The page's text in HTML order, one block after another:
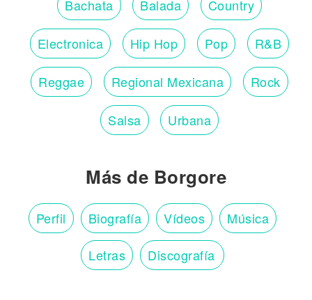
Bachata Balada Country
Electronica Hip Hop Pop R&B
Reggae Regional Mexicana Rock
Salsa Urbana
Más de Borgore
Perfil Biografía Vídeos Música
Letras Discografía